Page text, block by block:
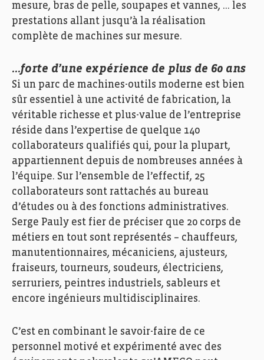
mesure, bras de pelle, soupapes et vannes, … les
prestations allant jusqu’à la réalisation
complète de machines sur mesure.
…forte d’une expérience de plus de 60 ans
Si un parc de machines-outils moderne est bien
sûr essentiel à une activité de fabrication, la
véritable richesse et plus-value de l’entreprise
réside dans l’expertise de quelque 140
collaborateurs qualifiés qui, pour la plupart,
appartiennent depuis de nombreuses années à
l’équipe. Sur l’ensemble de l’effectif, 25
collaborateurs sont rattachés au bureau
d’études ou à des fonctions administratives.
Serge Pauly est fier de préciser que 20 corps de
métiers en tout sont représentés – chauffeurs,
manutentionnaires, mécaniciens, ajusteurs,
fraiseurs, tourneurs, soudeurs, électriciens,
serruriers, peintres industriels, sableurs et
encore ingénieurs multidisciplinaires.
C’est en combinant le savoir-faire de ce
personnel motivé et expérimenté avec des